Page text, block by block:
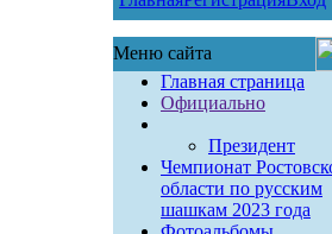
Меню сайта
Главная страница
Официально
Президент
Чемпионат
области по русским
шашкам 2023 года